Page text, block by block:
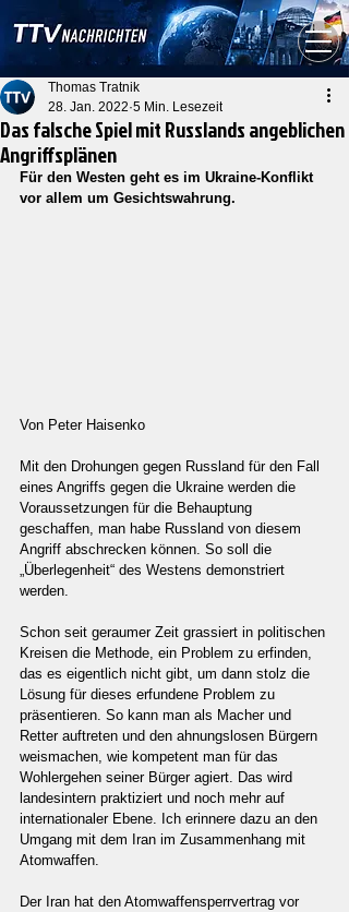
Das falsche Spiel mit Russlands angeblichen
Angriffsplänen
Thomas Tratnik
28. Jan. 2022 5 Min. Lesezeit
Für den Westen geht es im Ukraine-Konflikt
vor allem um Gesichtswahrung.
Von Peter Haisenko
Mit den Drohungen gegen Russland für den Fall
eines Angriffs gegen die Ukraine werden die
Voraussetzungen für die Behauptung
geschaffen, man habe Russland von diesem
Angriff abschrecken können. So soll die
„Überlegenheit“ des Westens demonstriert
werden.
Schon seit geraumer Zeit grassiert in politischen
Kreisen die Methode, ein Problem zu erfinden,
das es eigentlich nicht gibt, um dann stolz die
Lösung für dieses erfundene Problem zu
präsentieren. So kann man als Macher und
Retter auftreten und den ahnungslosen Bürgern
weismachen, wie kompetent man für das
Wohlergehen seiner Bürger agiert. Das wird
landesintern praktiziert und noch mehr auf
internationaler Ebene. Ich erinnere dazu an den
Umgang mit dem Iran im Zusammenhang mit
Atomwaffen.
Der Iran hat den Atomwaffensperrvertrag vor